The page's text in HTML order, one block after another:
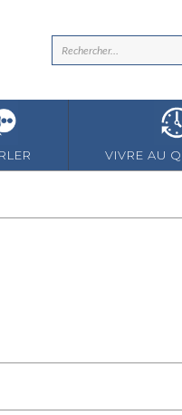
VIVRE AU